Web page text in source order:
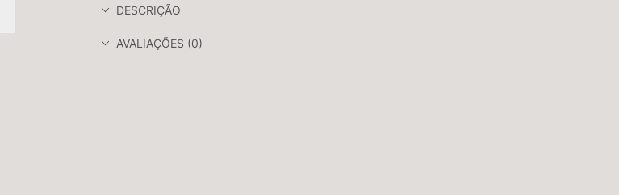
DESCRIÇÃO
AVALIAÇÕES (0)